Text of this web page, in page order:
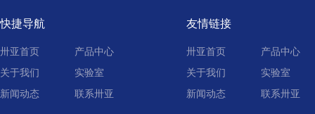
快捷导航
卅亚首页
产品中心
关于我们
实验室
新闻动态
联系卅亚
友情链接
卅亚首页
产品中心
关于我们
实验室
新闻动态
联系卅亚